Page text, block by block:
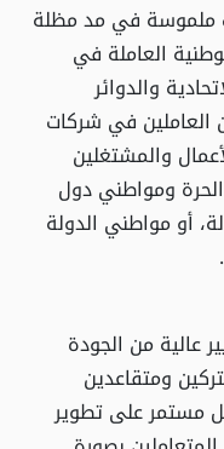
ملموسة في مد مظلة
العاملة في
والدوائر
العاملين في شركات
والمشتغلين
ومواطني دول
أو مواطني الدولة
عالية من الجودة
ومتقاعدين
مستمر على تطوير